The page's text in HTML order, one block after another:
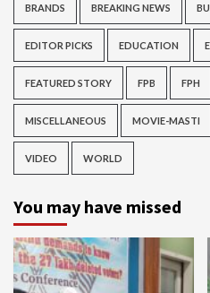
BRANDS BREAKING NEWS
EDITOR PICKS EDUCATION
FEATURED STORY FPB FPH
MISCELLANEOUS MOVIE-MASTI
VIDEO WORLD
You may have missed